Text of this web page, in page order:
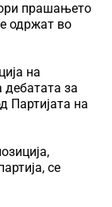
прашањето
одржат во
на
за
Партијата на
се